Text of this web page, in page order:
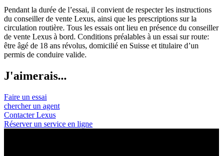
Pendant la durée de l’essai, il convient de respecter les instructions
du conseiller de vente Lexus, ainsi que les prescriptions sur la
circulation routière. Tous les essais ont lieu en présence du conseiller
de vente Lexus à bord. Conditions préalables à un essai sur route:
être âgé de 18 ans révolus, domicilié en Suisse et titulaire d’un
permis de conduire valide.
J'aimerais...
Faire un essai
chercher un agent
Contacter Lexus
Réserver un service en ligne